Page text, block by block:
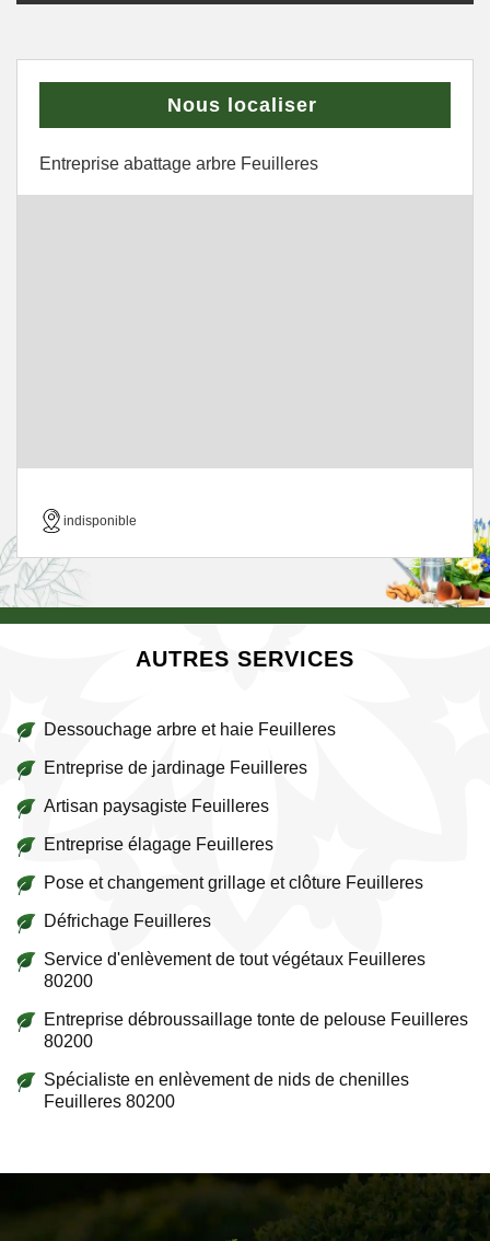
Nous localiser
Entreprise abattage arbre Feuilleres
indisponible
AUTRES SERVICES
Dessouchage arbre et haie Feuilleres
Entreprise de jardinage Feuilleres
Artisan paysagiste Feuilleres
Entreprise élagage Feuilleres
Pose et changement grillage et clôture Feuilleres
Défrichage Feuilleres
Service d'enlèvement de tout végétaux Feuilleres
80200
Entreprise débroussaillage tonte de pelouse Feuilleres
80200
Spécialiste en enlèvement de nids de chenilles
Feuilleres 80200